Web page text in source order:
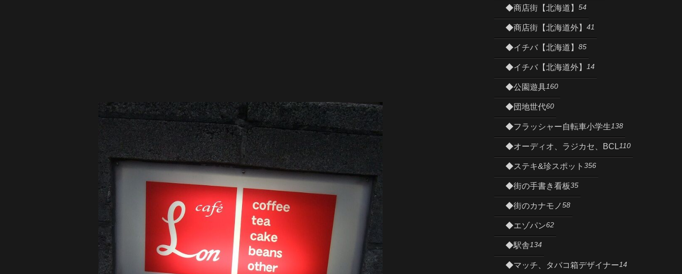
◆商店街【北海道】 54
◆商店街【北海道外】 41
◆イチバ【北海道】 85
◆イチバ【北海道外】 14
◆公園遊具160
◆団地世代60
◆フラッシャー自転車小学生138
◆オーディオ、ラジカセ、BCL110
◆ステキ&珍スポット 356
◆街の手書き看板35
◆街のカナモノ58
◆エゾパン62
◆駅舎134
◆マッチ、タバコ箱デザイナー14